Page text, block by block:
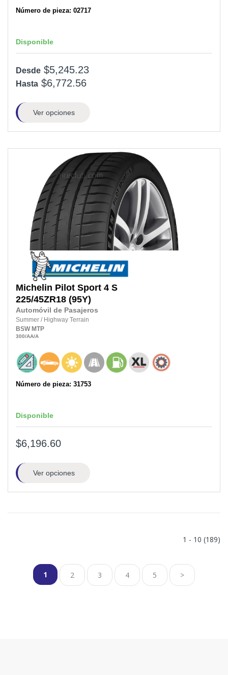
Número de pieza: 02717
Disponible
Desde $5,245.23
Hasta $6,772.56
Ver opciones
Michelin Pilot Sport 4 S
225/45ZR18 (95Y)
Automóvil de Pasajeros
Summer / Highway Terrain
BSW MTP
300/AA/A
Número de pieza: 31753
Disponible
$6,196.60
Ver opciones
1 - 10 (189)
1 2 3 4 5 >